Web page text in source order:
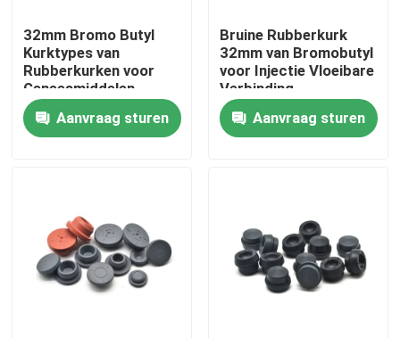
Kwaliteitscontrole
Contacteer ons
Medisch Siliconerubber
Medische Rubberkurk
32mm Bromo Butyl
Kurktypes van
Rubberkurken voor
Geneesmiddelen
Aanvraag sturen
Bruine Rubberkurk
32mm van Bromobutyl
voor Injectie Vloeibare
Verbinding
Aanvraag sturen